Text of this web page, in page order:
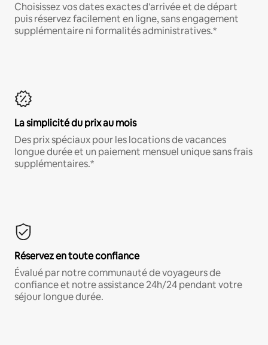
Choisissez vos dates exactes d'arrivée et de départ
puis réservez facilement en ligne, sans engagement
supplémentaire ni formalités administratives.*
La simplicité du prix au mois
Des prix spéciaux pour les locations de vacances
longue durée et un paiement mensuel unique sans frais
supplémentaires.*
Réservez en toute confiance
Évalué par notre communauté de voyageurs de
confiance et notre assistance 24h/24 pendant votre
séjour longue durée.